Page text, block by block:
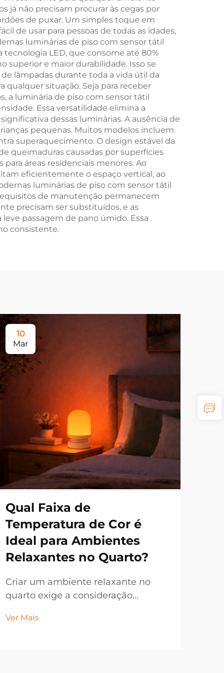
com Dimmer
Inteligente e
Memória, Bateria de
1800mAh, 18H de
Autonomia
já não precisam procurar às cegas por
de puxar. Um simples toque em
de usar para pessoas de todas as idades,
luminárias de piso com sensor tátil
LED, que consome até 80%
superior e maior durabilidade. Isso se
lâmpadas durante toda a vida útil da
qualquer situação. Seja para receber
a luminária de piso com sensor tátil
Essa versatilidade elimina a
dessas luminárias. A ausência de
pequenas. Muitos modelos incluem
superaquecimento. O design estável da
queimaduras causadas por superfícies
áreas residenciais menores. Ao
eficientemente o espaço vertical, ao
luminárias de piso com sensor tátil
de manutenção permanecem
precisam ser substituídos, e as
passagem de pano úmido. Essa
consistente.
10
Mar
Qual Faixa de
Temperatura de Cor é
Ideal para Ambientes
Relaxantes no Quarto?
Criar um ambiente relaxante no
quarto exige a consideração
sendo a iluminação um dos
Ver Mais